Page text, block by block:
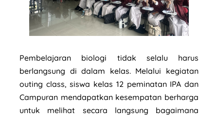
Pembelajaran biologi tidak selalu harus
berlangsung di dalam kelas. Melalui kegiatan
outing class, siswa kelas 12 peminatan IPA dan
Campuran mendapatkan kesempatan berharga
untuk melihat secara langsung bagaimana